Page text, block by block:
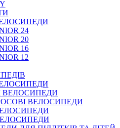
24
20
16
12
ВЕЛОСИПЕДИ
ВЕЛОСИПЕДИ